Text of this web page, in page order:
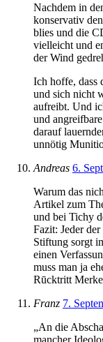
Nachdem in
konservativ
blies und die
vielleicht und
der Wind
Ich hoffe, dass
und sich nicht
aufreibt. Und
und
darauf
unnötig
Andreas 6.
Warum das
Artikel zum
und bei Tichy
Fazit: Jeder
Stiftung sorgt
einen
muss man ja
Rūcktritt
Franz 7.
„An die
mancher